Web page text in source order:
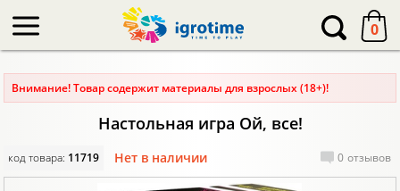
0
Внимание! Товар содержит материалы для взрослых (18+)!
Настольная игра Ой, все!
код товара: 11719 Нет в наличии 0 отзывов